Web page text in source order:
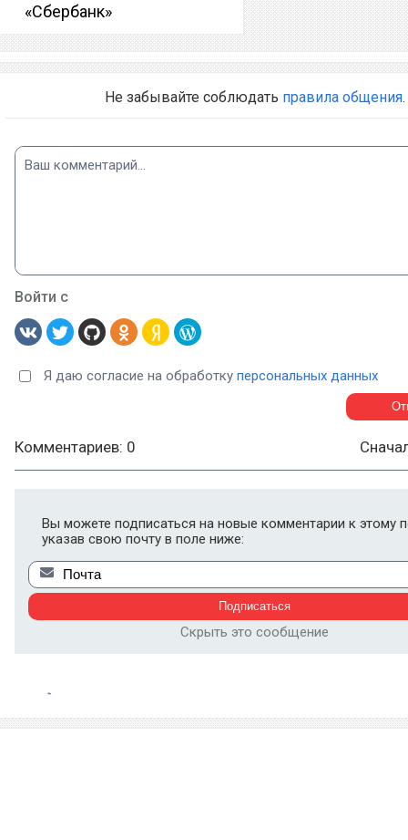
«Сбербанк»
Не забывайте соблюдать правила общения.
Войти с
Я даю согласие на обработку персональных данных
Комментариев: 0
Вы можете подписаться на новые комментарии к этому
указав свою почту в поле ниже:
Скрыть это сообщение